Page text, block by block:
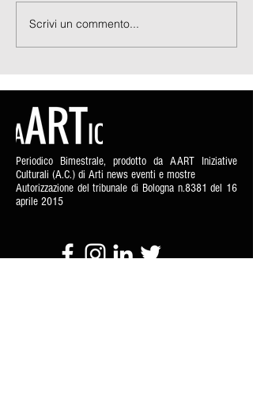
Scrivi un commento...
Periodico Bimestrale, prodotto da AART Iniziative
Culturali (A.C.) di Arti news eventi e mostre
Autorizzazione del tribunale di Bologna n.8381 del 16
aprile 2015